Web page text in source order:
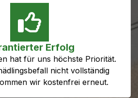
Erfolg
hat für uns höchste Priorität.
nicht vollständig
wir kostenfrei erneut.